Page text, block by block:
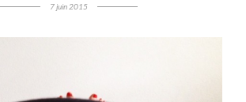
7 juin 2015